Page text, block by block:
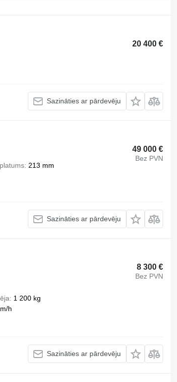
20 400 €
Sazināties ar pārdevēju
49 000 €
Bez PVN
213 mm
Sazināties ar pārdevēju
8 300 €
Bez PVN
1 200 kg
h
Sazināties ar pārdevēju